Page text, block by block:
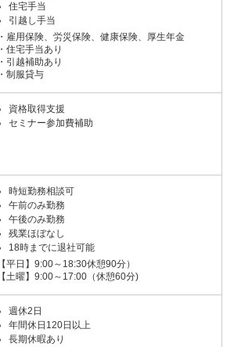
住宅手当
引越し手当
・雇用保険、労災保険、健康保険、厚生年金
・住宅手当あり
・引越補助あり
・制服貸与
資格取得支援
セミナー参加費補助
時短勤務相談可
午前のみ勤務
午後のみ勤務
残業ほぼなし
18時までに退社可能
【平日】9:00～18:30休憩90分）
【土曜】9:00～17:00（休憩60分)
週休2日
年間休日120日以上
長期休暇あり